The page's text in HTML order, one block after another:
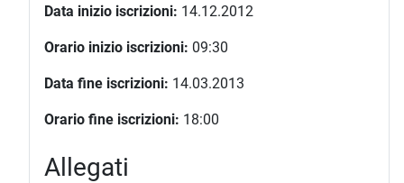
Data inizio iscrizioni: 14.12.2012
Orario inizio iscrizioni: 09:30
Data fine iscrizioni: 14.03.2013
Orario fine iscrizioni: 18:00
Allegati